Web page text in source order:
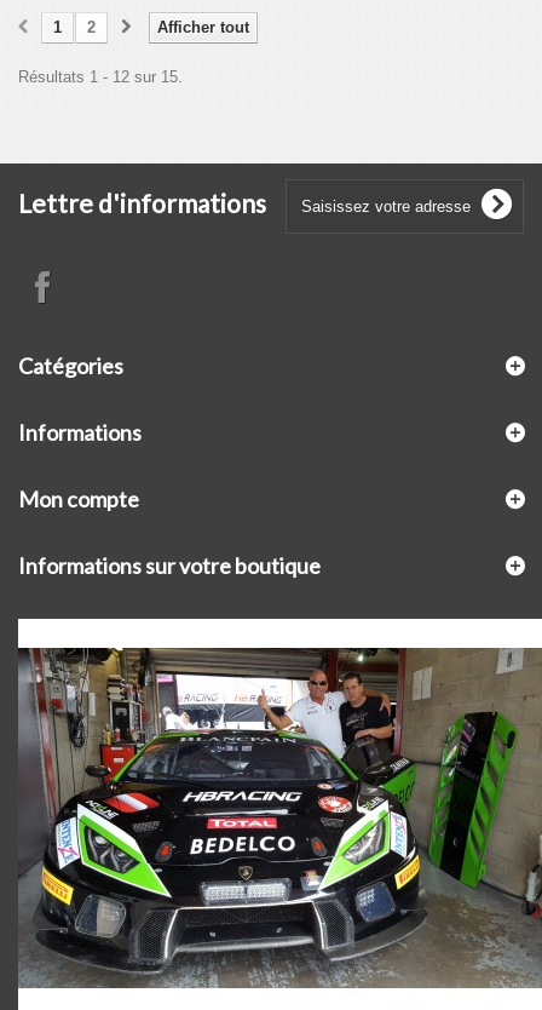
Afficher tout
1 2
Résultats 1 - 12 sur 15.
Lettre d'informations
Catégories
Informations
Mon compte
Informations sur votre boutique